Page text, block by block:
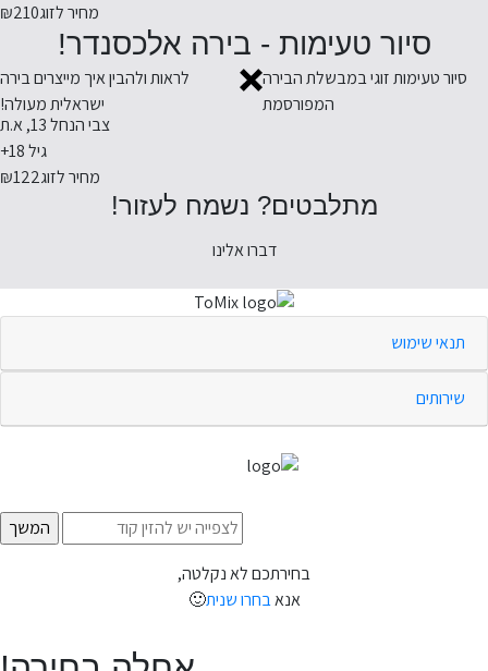
מחיר לזוג₪210
סיור טעימות - בירה אלכסנדר!
סיור טעימות זוגי במבשלת הבירה
המפורסמת
לראות ולהבין איך מייצרים בירה
ישראלית מעולה!
צבי הנחל 13, א.ת
גיל 18+
מחיר לזוג₪122
מתלבטים? נשמח לעזור!
דברו אלינו
תנאי שימוש
שירותים
בחירתכם לא נקלטה,
אנאבחרו שנית🙂